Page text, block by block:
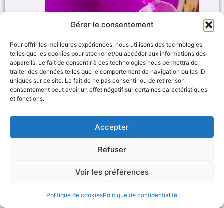
Gérer le consentement
Pour offrir les meilleures expériences, nous utilisons des technologies
telles que les cookies pour stocker et/ou accéder aux informations des
appareils. Le fait de consentir à ces technologies nous permettra de
traiter des données telles que le comportement de navigation ou les ID
uniques sur ce site. Le fait de ne pas consentir ou de retirer son
consentement peut avoir un effet négatif sur certaines caractéristiques
et fonctions.
Accepter
Refuser
Voir les préférences
Politique de cookiesPolitique de confidentialité